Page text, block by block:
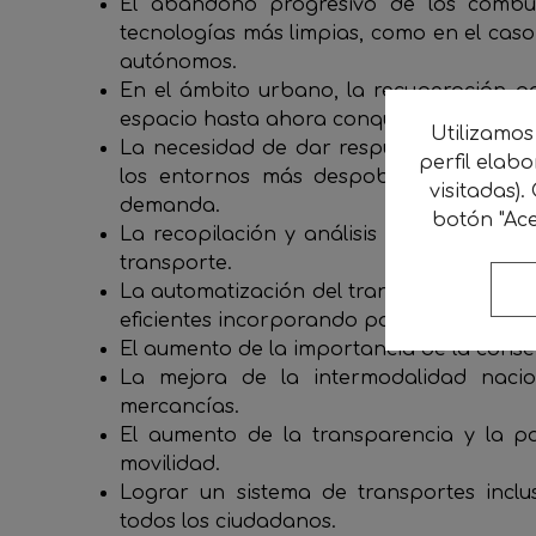
El abandono progresivo de los
tecnologías más limpias, como en el
autónomos.
En el ámbito urbano, la recuperación
espacio hasta ahora conquistado por el
La necesidad de dar respuesta a las
los entornos más despoblados
demanda.
La recopilación y análisis masivos de
transporte.
La automatización del transporte de
eficientes incorporando paulatinamente
El aumento de la importancia de la
La mejora de la intermodalidad
mercancías.
El aumento de la transparencia y la
movilidad.
Lograr un sistema de transportes
todos los ciudadanos.
perfil
visitadas).
botón